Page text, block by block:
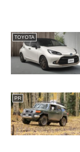
TOYOTA
PR